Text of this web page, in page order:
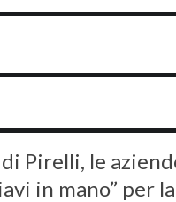
di Pirelli, le
in mano” per